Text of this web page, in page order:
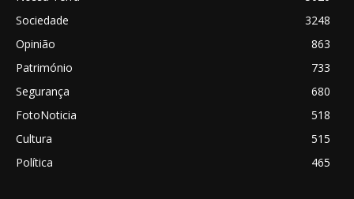
Sociedade
3248
Opinião
863
Património
733
Segurança
680
FotoNoticia
518
Cultura
515
Política
465